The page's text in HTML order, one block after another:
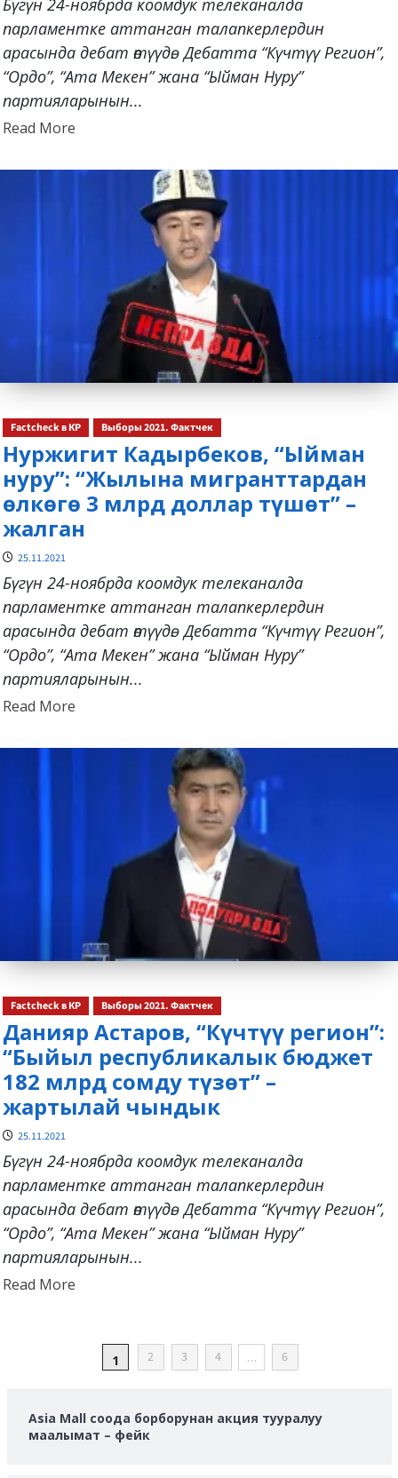
Бүгүн 24-ноябрда коомдук телеканалда
парламентке аттанган талапкерлердин
арасында дебат өтүүдө. Дебатта “Күчтүү Регион”,
“Ордо”, “Ата Мекен” жана “Ыйман Нуру”
партияларынын...
Read MoreRead
about
Factcheck в КР Выборы 2021. Фактчек
Нуржигит Кадырбеков, “Ыйман
нуру”: “Жылына мигранттардан
өлкөгө 3 млрд доллар түшөт” –
жалган
25.11.2021
Бүгүн 24-ноябрда коомдук телеканалда
парламентке аттанган талапкерлердин
арасында дебат өтүүдө. Дебатта “Күчтүү Регион”,
“Ордо”, “Ата Мекен” жана “Ыйман Нуру”
партияларынын...
Read MoreRead
about
Factcheck в КР Выборы 2021. Фактчек
Данияр Астаров, “Күчтүү регион”:
“Быйыл республикалык бюджет
182 млрд сомду түзөт” –
жартылай чындык
25.11.2021
Бүгүн 24-ноябрда коомдук телеканалда
парламентке аттанган талапкерлердин
арасында дебат өтүүдө. Дебатта “Күчтүү Регион”,
“Ордо”, “Ата Мекен” жана “Ыйман Нуру”
партияларынын...
Read MoreRead
1 2 3 4 … 6
Asia Mall соода борборунан акция тууралуу
маалымат – фейк